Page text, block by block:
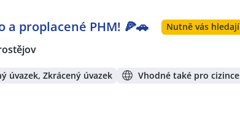
proplacené PHM! 🍕🚗 Nutně vás hledají
úvazek, Zkrácený úvazek Vhodné také pro cizince